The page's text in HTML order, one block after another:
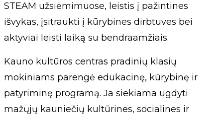
STEAM užsiėmimuose, leistis į pažintines
išvykas, įsitraukti į kūrybines dirbtuves bei
aktyviai leisti laiką su bendraamžiais.
Kauno kultūros centras pradinių klasių
mokiniams parengė edukacinę, kūrybinę ir
patyriminę programą. Ja siekiama ugdyti
mažųjų kauniečių kultūrines, socialines ir